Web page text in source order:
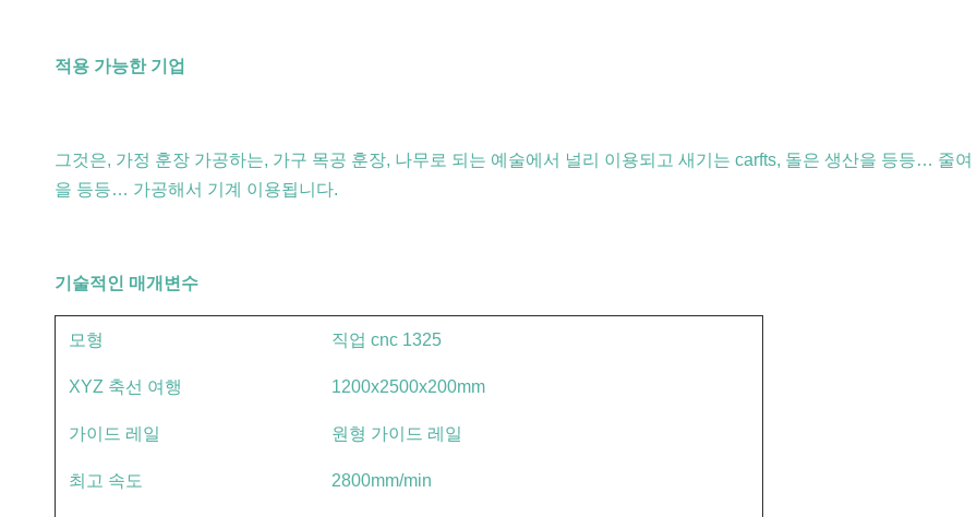
적용 가능한 기업
그것은, 가정 훈장 가공하는, 가구 목공 훈장, 나무로 되는 예술에서 널리 이용되고 새기는 carfts, 돌은 생산을 등등… 줄
을 등등… 가공해서 기계 이용됩니다.
기술적인 매개변수
모형 직업 cnc 1325
XYZ 축선 여행 1200x2500x200mm
가이드 레일 원형 가이드 레일
최고 속도 2800mm/min